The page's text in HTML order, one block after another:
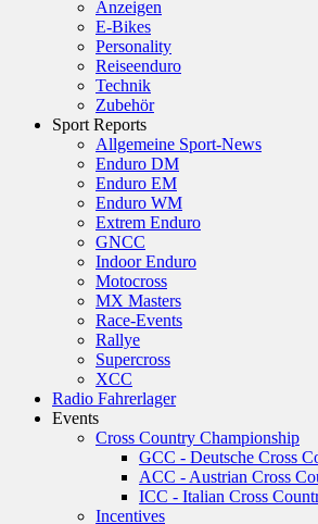
Anzeigen
E-Bikes
Personality
Reiseenduro
Technik
Zubehör
Sport Reports
Allgemeine Sport-News
Enduro DM
Enduro EM
Enduro WM
Extrem Enduro
GNCC
Indoor Enduro
Motocross
MX Masters
Race-Events
Rallye
Supercross
XCC
Radio Fahrerlager
Events
Cross Country Championship
GCC - Deutsche Cross
ACC - Austrian Cross
ICC - Italian Cross
Incentives